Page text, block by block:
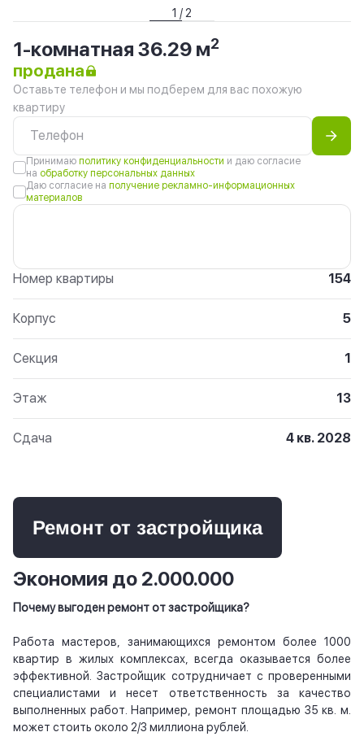
1 / 2
1-комнатная 36.29 м2
продана
Оставьте телефон и мы подберем для вас похожую
квартиру
Принимаю политику конфиденциальности и даю согласие
на обработку персональных данных
Даю согласие на получение рекламно-информационных
материалов
Номер квартиры 154
Корпус 5
Секция 1
Этаж 13
Сдача 4 кв. 2028
Ремонт от застройщика
Экономия до 2.000.000
Почему выгоден ремонт от застройщика?
Работа мастеров, занимающихся ремонтом более 1000
квартир в жилых комплексах, всегда оказывается более
эффективной. Застройщик сотрудничает с проверенными
специалистами и несет ответственность за качество
выполненных работ. Например, ремонт площадью 35 кв. м.
может стоить около 2/3 миллиона рублей.